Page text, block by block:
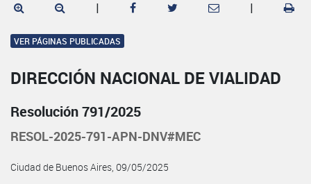
| |
VER PÁGINAS PUBLICADAS
DIRECCIÓN NACIONAL DE VIALIDAD
Resolución 791/2025
RESOL-2025-791-APN-DNV#MEC
Ciudad de Buenos Aires, 09/05/2025